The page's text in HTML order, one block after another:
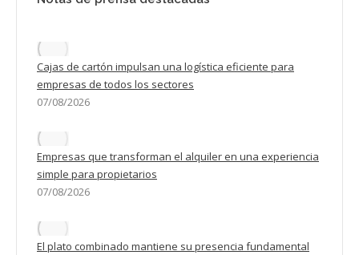
Cajas de cartón impulsan una logística eficiente para
empresas de todos los sectores
07/08/2026
Empresas que transforman el alquiler en una experiencia
simple para propietarios
07/08/2026
El plato combinado mantiene su presencia fundamental